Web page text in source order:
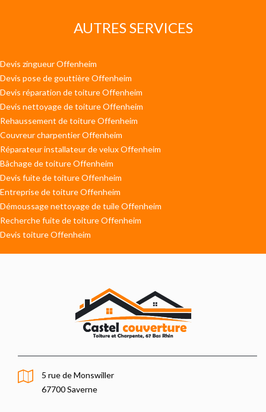
AUTRES SERVICES
Devis zingueur Offenheim
Devis pose de gouttière Offenheim
Devis réparation de toiture Offenheim
Devis nettoyage de toiture Offenheim
Rehaussement de toiture Offenheim
Couvreur charpentier Offenheim
Réparateur installateur de velux Offenheim
Bâchage de toiture Offenheim
Devis fuite de toiture Offenheim
Entreprise de toiture Offenheim
Démoussage nettoyage de tuile Offenheim
Recherche fuite de toiture Offenheim
Devis toiture Offenheim
5 rue de Monswiller
67700 Saverne